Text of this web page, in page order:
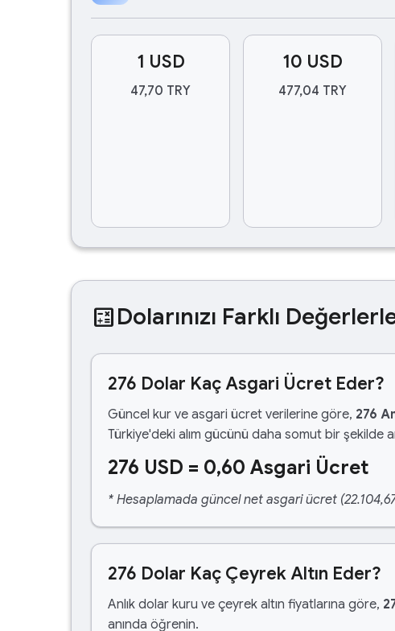
1 USD
47,70 TRY
10 USD
477,04 TRY
calculateDolarınızı Farklı
276 Dolar Kaç Asgari Ücret Eder?
Güncel kur ve asgari ücret verilerine göre, 276
Türkiye'deki alım gücünü daha somut bir şekilde
276 USD = 0,60 Asgari Ücret
* Hesaplamada güncel net asgari ücret (22.104,67
276 Dolar Kaç Çeyrek Altın Eder?
Anlık dolar kuru ve çeyrek altın fiyatlarına göre,
anında öğrenin.